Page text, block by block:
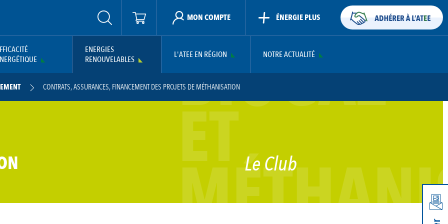
MON COMPTE ÉNERGIE PLUS
ENERGIES
RENOUVELABLES
L'ATEE EN RÉGION NOTRE ACTUALITÉ
CONTRATS, ASSURANCES, FINANCEMENT DES PROJETS DE MÉTHANISATION
GUIDE DE CONSEILS - FINANCER UN PROJET DE MÉTHANISATION
DANS UN PROJET DE MÉTHANISATION INDUSTRIELLE ET AGRICOLE
BIOGAZ
ET Le Club